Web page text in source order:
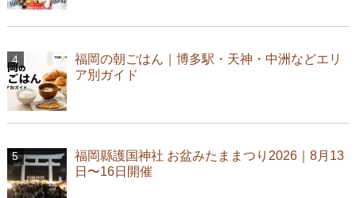
福岡の朝ごはん｜博多駅・天神・中洲などエリ
ア別ガイド
福岡縣護国神社 お盆みたままつり2026｜8月13
日〜16日開催